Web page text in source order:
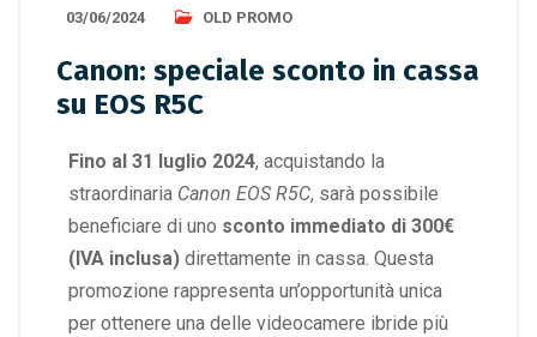
03/06/2024 OLD PROMO
Canon: speciale sconto in cassa
su EOS R5C
Fino al 31 luglio 2024, acquistando la
straordinaria Canon EOS R5C, sarà possibile
beneficiare di uno sconto immediato di 300€
(IVA inclusa) direttamente in cassa. Questa
promozione rappresenta un’opportunità unica
per ottenere una delle videocamere ibride più